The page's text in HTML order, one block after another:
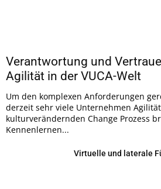
Verantwortung und
Agilität in der VUCA-Welt
Um den komplexen Anforderungen
derzeit sehr viele Unternehmen
kulturverändernden Change Prozess
Kennenlernen...
Virtuelle und laterale